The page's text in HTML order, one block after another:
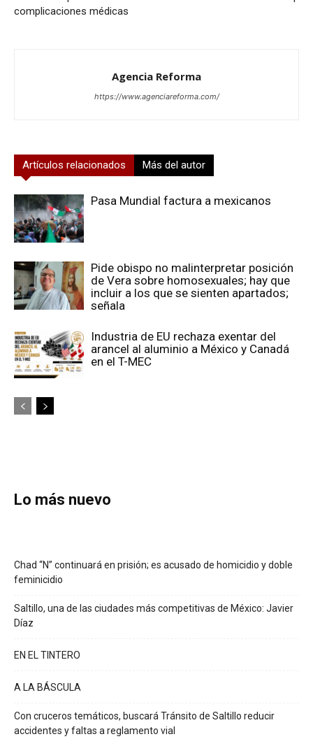
complicaciones médicas
Agencia Reforma
https://www.agenciareforma.com/
Artículos relacionados Más del autor
Pasa Mundial factura a mexicanos
Pide obispo no malinterpretar posición
de Vera sobre homosexuales; hay que
incluir a los que se sienten apartados;
señala
Industria de EU rechaza exentar del
arancel al aluminio a México y Canadá
en el T-MEC
Lo más nuevo
Chad “N” continuará en prisión; es acusado de homicidio y doble
feminicidio
Saltillo, una de las ciudades más competitivas de México: Javier
Díaz
EN EL TINTERO
A LA BÁSCULA
Con cruceros temáticos, buscará Tránsito de Saltillo reducir
accidentes y faltas a reglamento vial